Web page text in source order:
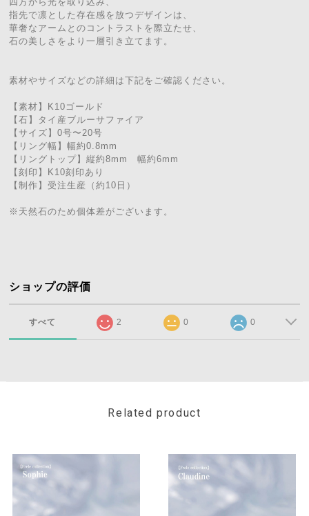
指先で凛とした存在感を放つデザインは、
華奢なアームとのコントラストを際立たせ、
石の美しさをより一層引き立てます。
素材やサイズなどの詳細は下記をご確認ください。
【素材】K10ゴールド
【石】タイ産ブルーサファイア
【サイズ】0号〜20号
【リング幅】幅約0.8mm
【リングトップ】縦約8mm 幅約6mm
【刻印】K10刻印あり
【制作】受注生産（約10日）
※天然石のため個体差がございます。
ショップの評価
すべて 2 0 0
Related product